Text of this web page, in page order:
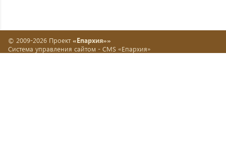
© 2009-2026 Проект «Епархия»»
Система управления сайтом - CMS «Епархия»